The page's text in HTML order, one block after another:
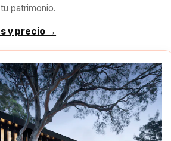
patrimonio.
y precio →